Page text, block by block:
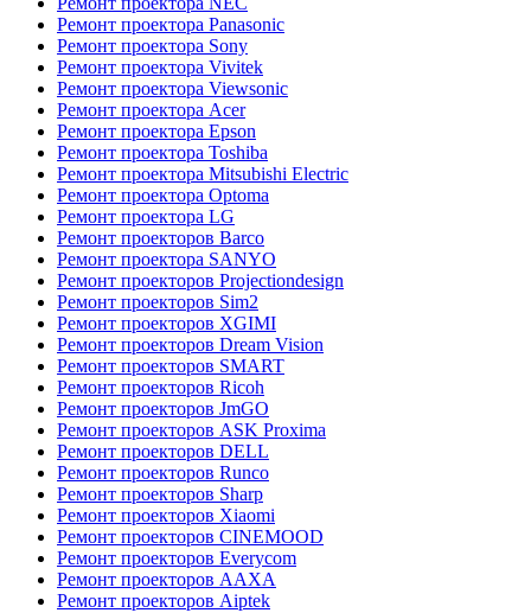
Ремонт проектора Panasonic
Ремонт проектора Sony
Ремонт проектора Vivitek
Ремонт проектора Viewsonic
Ремонт проектора Acer
Ремонт проектора Epson
Ремонт проектора Toshiba
Ремонт проектора Mitsubishi Electric
Ремонт проектора Optoma
Ремонт проектора LG
Ремонт проекторов Barco
Ремонт проектора SANYO
Ремонт проекторов Projectiondesign
Ремонт проекторов Sim2
Ремонт проекторов XGIMI
Ремонт проекторов Dream Vision
Ремонт проекторов SMART
Ремонт проекторов Ricoh
Ремонт проекторов JmGO
Ремонт проекторов ASK Proxima
Ремонт проекторов DELL
Ремонт проекторов Runco
Ремонт проекторов Sharp
Ремонт проекторов Xiaomi
Ремонт проекторов CINEMOOD
Ремонт проекторов Everycom
Ремонт проекторов AAXA
Ремонт проекторов Aiptek